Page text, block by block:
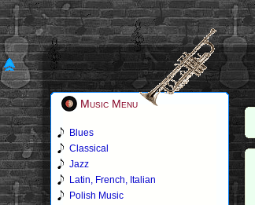
Music Menu
Blues
Classical
Jazz
Latin, French, Italian
Polish Music